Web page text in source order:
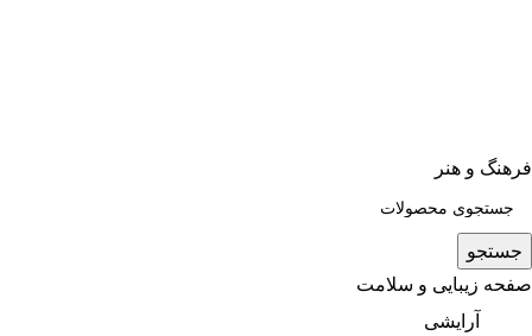
فرهنگ و هنر
جستجو
صفحه زیبایی و سلامت
آرایشی